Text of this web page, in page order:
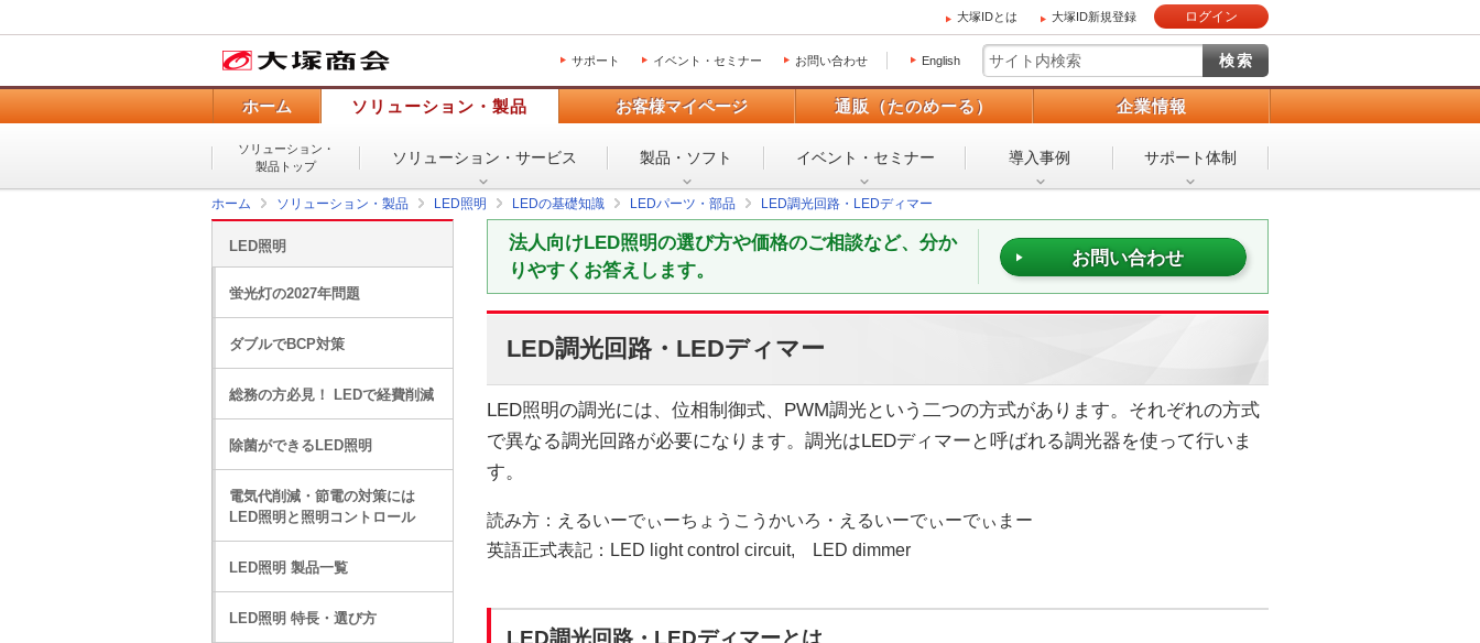
大塚IDとは 大塚ID新規登録 ログイン
サポート イベント・セミナー お問い合わせ English
ホーム ソリューション・製品 お客様マイページ 通販（たのめーる） 企業情報
ソリューション・
製品トップ
ソリューション・ サービス 製品・ソフト イベント・ セミナー 導入事例 サポート体制
ホーム ソリューション・製品 LED照明 LEDの基礎知識 LEDパーツ・部品 LED調光回路・LEDディマー
法人向けLED照明の選び方や価格のご相談など、分か
りやすくお答えします。
お問い合わせ
LED調光回路・LEDディマー
LED照明の調光には、位相制御式、PWM調光という二つの方式があります。それぞれの方式
で異なる調光回路が必要になります。調光はLEDディマーと呼ばれる調光器を使って行いま
す。
読み方：えるいーでぃーちょうこうかいろ・えるいーでぃーでぃまー
英語正式表記：LED light control circuit, LED dimmer
LED調光回路・LEDディマーとは
LED照明
蛍光灯の2027年問題
ダブルでBCP対策
総務の方必見！ LEDで経費削減
除菌ができるLED照明
電気代削減・節電の対策には
LED照明と照明コントロール
LED照明 製品一覧
LED照明 特長・選び方